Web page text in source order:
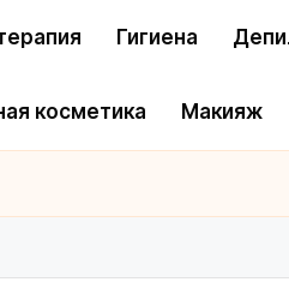
Гигиена
косметика Макияж